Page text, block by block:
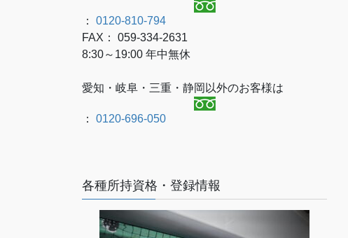
： 0120-810-794
FAX： 059-334-2631
8:30～19:00 年中無休
愛知・岐阜・三重・静岡以外のお客様は
： 0120-696-050
各種所持資格・登録情報